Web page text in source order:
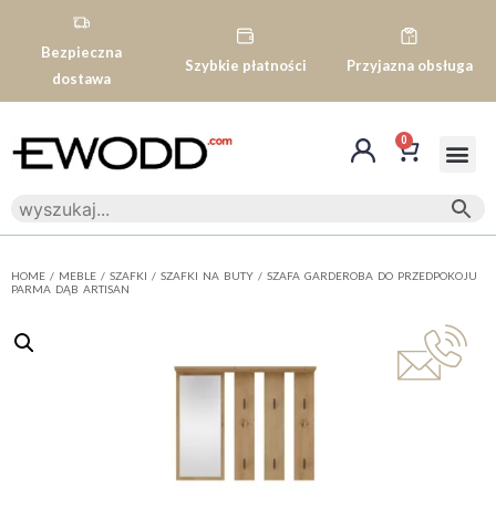
Bezpieczna
dostawa
Szybkie płatności Przyjazna obsługa
0
HOME / MEBLE / SZAFKI / SZAFKI NA BUTY / SZAFA GARDEROBA DO PRZEDPOKOJU
PARMA DĄB ARTISAN